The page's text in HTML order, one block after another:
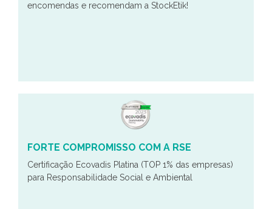
encomendas e recomendam a StockEtik!
FORTE COMPROMISSO COM A RSE
Certificação Ecovadis Platina (TOP 1% das empresas)
para Responsabilidade Social e Ambiental